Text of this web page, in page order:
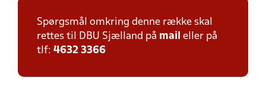
Spørgsmål omkring denne række skal
rettes til DBU Sjælland på mail eller på
tlf: 4632 3366